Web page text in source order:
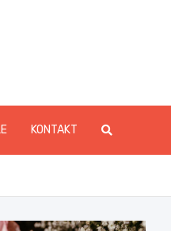
KONTAKT